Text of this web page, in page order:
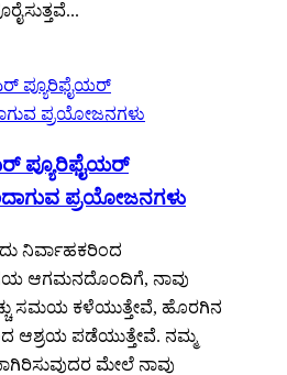
ಪ್ಯೂರಿಫೈಯರ್
ಪ್ರಯೋಜನಗಳು
ನಿರ್ವಾಹಕರಿಂದ
ಆಗಮನದೊಂದಿಗೆ, ನಾವು
ಸಮಯ ಕಳೆಯುತ್ತೇವೆ, ಹೊರಗಿನ
ಆಶ್ರಯ ಪಡೆಯುತ್ತೇವೆ. ನಮ್ಮ
ಮೇಲೆ ನಾವು